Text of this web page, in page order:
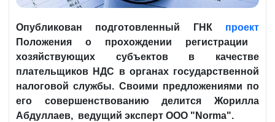
Опубликован подготовленный ГНК проект
Положения о прохождении регистрации
хозяйствующих субъектов в качестве
плательщиков НДС в органах государственной
налоговой службы. Своими предложениями по
его совершенствованию делится Жорилла
Абдуллаев, ведущий эксперт ООО "Norma".